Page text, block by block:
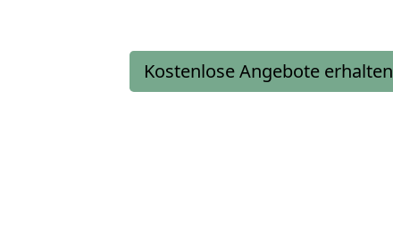
Kostenlose Angebote erhalten